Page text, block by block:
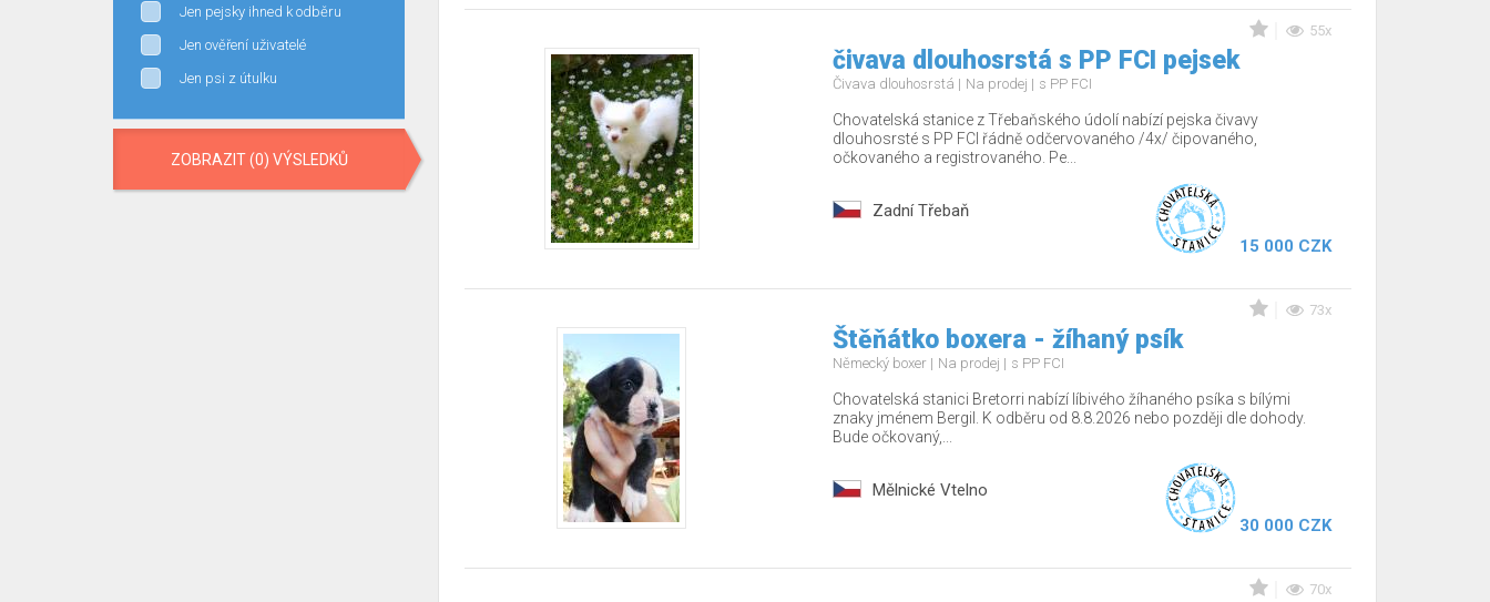
Jen pejsky ihned k odběru
Jen ověření uživatelé
Jen psi z útulku
ZOBRAZIT (0) VÝSLEDKŮ
55x
čivava dlouhosrstá s PP FCI pejsek
Čivava dlouhosrstá Na prodej s PP FCI
Chovatelská stanice z Třebaňského údolí nabízí pejska čivavy
dlouhosrsté s PP FCI řádně odčervovaného /4x/ čipovaného,
očkovaného a registrovaného. Pe...
Zadní Třebaň
15 000 CZK
73x
Štěňátko boxera - žíhaný psík
Německý boxer Na prodej s PP FCI
Chovatelská stanici Bretorri nabízí líbivého žíhaného psíka s bílými
znaky jménem Bergil. K odběru od 8.8.2026 nebo později dle dohody.
Bude očkovaný,...
Mělnické Vtelno
30 000 CZK
70x